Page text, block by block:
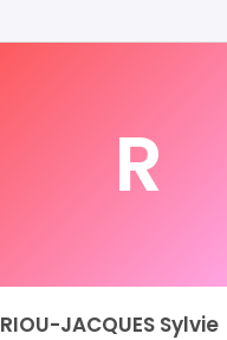
R
RIOU-JACQUES Sylvie